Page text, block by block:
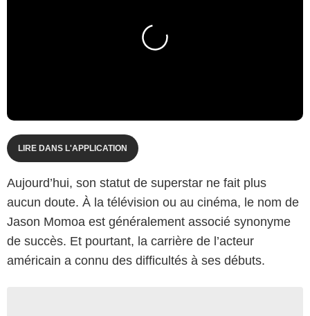
LIRE DANS L'APPLICATION
Aujourd’hui, son statut de superstar ne fait plus
aucun doute. À la télévision ou au cinéma, le nom de
Jason Momoa est généralement associé synonyme
de succès. Et pourtant, la carrière de l’acteur
américain a connu des difficultés à ses débuts.